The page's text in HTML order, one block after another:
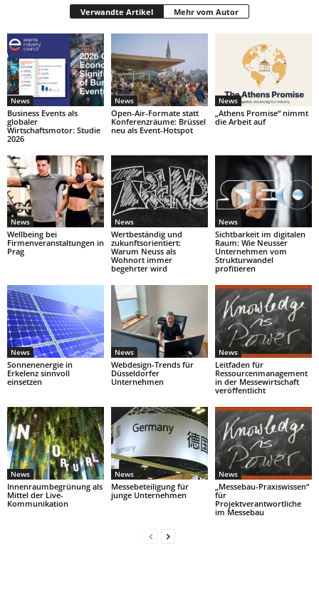
Verwandte Artikel Mehr vom Autor
News
Business Events als
globaler
Wirtschaftsmotor: Studie
2026
News
Open-Air-Formate statt
Konferenzräume: Brüssel
neu als Event-Hotspot
News
„Athens Promise“ nimmt
die Arbeit auf
News
Wellbeing bei
Firmenveranstaltungen in
Prag
News
Wertbeständig und
zukunftsorientiert:
Warum Neuss als
Wohnort immer
begehrter wird
News
Sichtbarkeit im digitalen
Raum: Wie Neusser
Unternehmen vom
Strukturwandel
profitieren
News
Sonnenenergie in
Erkelenz sinnvoll
einsetzen
News
Webdesign-Trends für
Düsseldorfer
Unternehmen
News
Leitfaden für
Ressourcenmanagement
in der Messewirtschaft
veröffentlicht
News
Innenraumbegrünung als
Mittel der Live-
Kommunikation
News
Messebeteiligung für
junge Unternehmen
News
„Messebau-Praxiswissen“
für
Projektverantwortliche
im Messebau